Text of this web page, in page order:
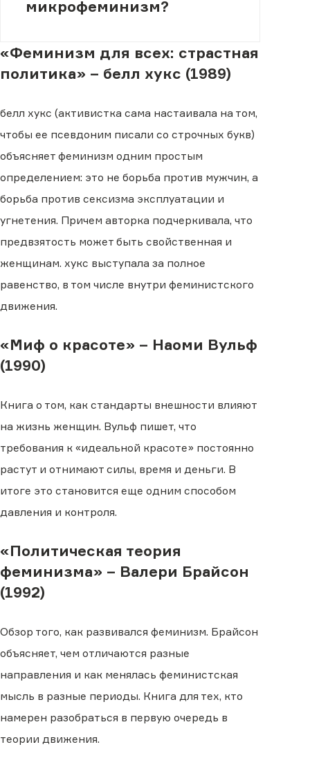
микрофеминизм?
«Феминизм для всех: страстная
политика» – белл хукс (1989)
белл хукс (активистка сама настаивала на том,
чтобы ее псевдоним писали со строчных букв)
объясняет феминизм одним простым
определением: это не борьба против мужчин, а
борьба против сексизма эксплуатации и
угнетения. Причем авторка подчеркивала, что
предвзятость может быть свойственная и
женщинам. хукс выступала за полное
равенство, в том числе внутри феминистского
движения.
«Миф о красоте» – Наоми Вульф
(1990)
Книга о том, как стандарты внешности влияют
на жизнь женщин. Вульф пишет, что
требования к «идеальной красоте» постоянно
растут и отнимают силы, время и деньги. В
итоге это становится еще одним способом
давления и контроля.
«Политическая теория
феминизма» – Валери Брайсон
(1992)
Обзор того, как развивался феминизм. Брайсон
объясняет, чем отличаются разные
направления и как менялась феминистская
мысль в разные периоды. Книга для тех, кто
намерен разобраться в первую очередь в
теории движения.